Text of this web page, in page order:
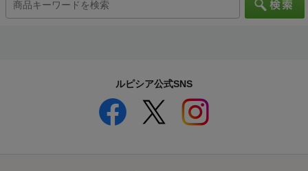
ルピシア公式SNS